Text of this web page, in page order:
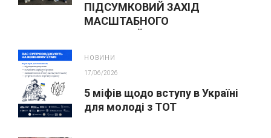
ПІДСУМКОВИЙ ЗАХІД
МАСШТАБНОГО
НОВИНИ
17/06/2026
5 міфів щодо вступу в Україні
для молоді з ТОТ